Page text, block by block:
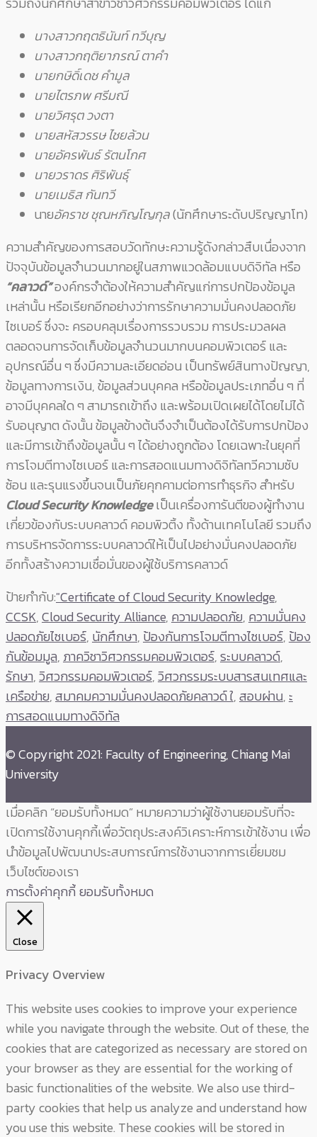
นางสาวกฤตธินันท์ ทวีบุญ
นางสาวกฤติยาภรณ์ ตาคำ
นายกษิดิ์เดช คำมูล
นายไตรภพ ศรีมณี
นายวิศรุต วงตา
นายสหัสวรรษ ไชยล้วน
นายอัครพันธ์ รัตนโกศ
นายวราดร ศิริพันธุ์
นายเมธิส กันทวี
นายอัคราช ชุณหภิญโญกุล(นักศึกษาระดับปริญญาโท)
ความสำคัญของการสอบวัดทักษะความรู้ดังกล่าวสืบเนื่องจาก
ปัจจุบันข้อมูลจำนวนมากอยู่ในสภาพแวดล้อมแบบดิจิทัล หรือ
“คลาวด์”องค์กรจำต้องให้ความสำคัญแก่การปกป้องข้อมูล
เหล่านั้น หรือเรียกอีกอย่างว่าการรักษาความมั่นคงปลอดภัย
ไซเบอร์ ซึ่งจะ ครอบคลุมเรื่องการรวบรวม การประมวลผล
ตลอดจนการจัดเก็บข้อมูลจำนวนมากบนคอมพิวเตอร์ และ
อุปกรณ์อื่น ๆ ซึ่งมีความละเอียดอ่อน เป็นทรัพย์สินทางปัญญา,
ข้อมูลทางการเงิน, ข้อมูลส่วนบุคคล หรือข้อมูลประเภทอื่น ๆ ที่
อาจมีบุคคลใด ๆ สามารถเข้าถึง และพร้อมเปิดเผยได้โดยไม่ได้
รับอนุญาต ดังนั้น ข้อมูลข้างต้นจึงจำเป็นต้องได้รับการปกป้อง
และมีการเข้าถึงข้อมูลนั้น ๆ ได้อย่างถูกต้อง โดยเฉพาะในยุคที่
การโจมตีทางไซเบอร์ และการสอดแนมทางดิจิทัลทวีความซับ
ซ้อน และรุนแรงขึ้นจนเป็นภัยคุกคามต่อการทำธุรกิจ สำหรับ
Cloud Security Knowledgeเป็นเครื่องการันตีของผู้ทำงาน
เกี่ยวข้องกับระบบคลาวด์ คอมพิวติ้ง ทั้งด้านเทคโนโลยี รวมถึง
การบริหารจัดการระบบคลาวด์ให้เป็นไปอย่างมั่นคงปลอดภัย
อีกทั้งสร้างความเชื่อมั่นของผู้ใช้บริการคลาวด์
ป้ายกำกับ:"Certificate of Cloud Security Knowledge,
CCSK,Cloud Security Alliance, ความปลอดภัย, ความมั่นคง
ปลอดภัยไซเบอร์, นักศึกษา, ป้องกันการโจมตีทางไซเบอร์, ป้อง
กันข้อมมูล, ภาควิชาวิศวกรรมคอมพิวเตอร์,ระบบคลาวด์,
รักษา,วิศวกรรมคอมพิวเตอร์,วิศวกรรมระบบสารสนเทศและ
เครือข่าย,สมาคมความมั่นคงปลอดภัยคลาวด์ ใ,สอบผ่าน, ะ
การสอดแนมทางดิจิทัล
© Copyright 2021: Faculty of Engineering, Chiang Mai
University
เมื่อคลิก “ยอมรับทั้งหมด” หมายความว่าผู้ใช้งานยอมรับที่จะ
เปิดการใช้งานคุกกี้เพื่อวัตถุประสงค์วิเคราะห์การเข้าใช้งาน เพื่อ
นำข้อมูลไปพัฒนาประสบการณ์การใช้งานจากการเยี่ยมชม
เว็บไซต์ของเรา
การตั้งค่าคุกกี้ยอมรับทั้งหมด
Close
Privacy Overview
This website uses cookies to improve your experience
while you navigate through the website. Out of these, the
cookies that are categorized as necessary are stored on
your browser as they are essential for the working of
basic functionalities of the website. We also use third-
party cookies that help us analyze and understand how
you use this website. These cookies will be stored in